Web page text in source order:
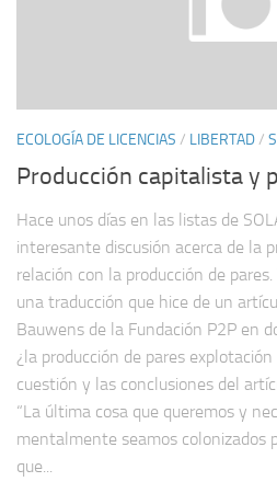
ECOLOGÍA DE LICENCIAS / LIBERTAD/
Producción capitalista y
Hace unos días en las listas de
interesante discusión acerca de la
relación con la producción de
una traducción que hice de un
Bauwens de la Fundación P2P en
¿la producción de pares
cuestión y las conclusiones del
“La última cosa que queremos y
mentalmente seamos colonizados
que...